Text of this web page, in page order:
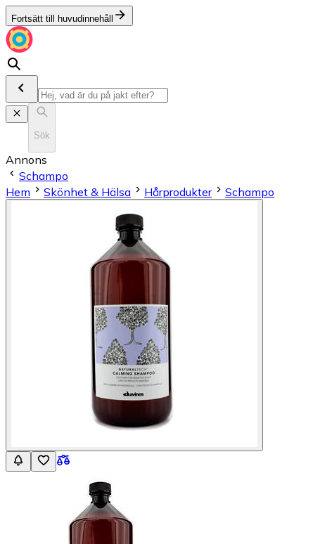
Fortsätt till huvudinnehåll
Sök
Annons
Schampo
Hem
Skönhet & Hälsa Hårprodukter Schampo